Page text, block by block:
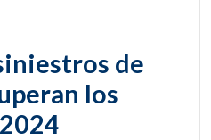
de
los